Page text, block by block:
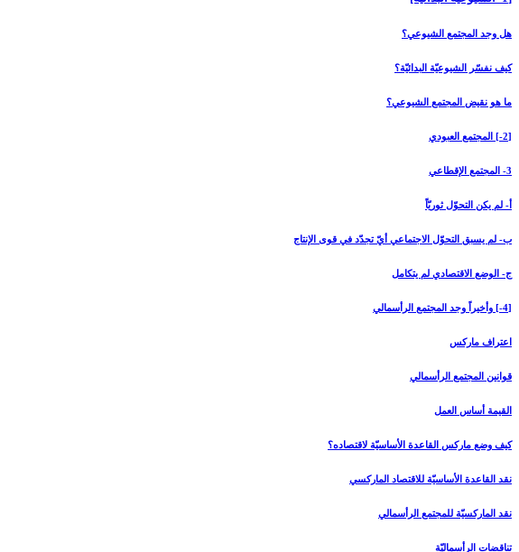
هل وجد المجتمع الشيوعي؟
كيف نفسّر الشيوعيّة البدائيّة؟
ما هو نقيض المجتمع الشيوعي؟
[2-] المجتمع العبودي‏
3- المجتمع الإقطاعي‏
أ- لم يكن التحوّل ثوريّاً
ب- لم يسبق التحوّل الاجتماعي أيّ تجدّد في قوى الإنتاج
ج- الوضع الاقتصادي لم يتكامل
[4-] وأخيراً وجد المجتمع الرأسمالي‏
اعتراف ماركس
قوانين المجتمع الرأسمالي
القيمة أساس العمل
كيف وضع ماركس القاعدة الأساسيّة لاقتصاده؟
نقد القاعدة الأساسيّة للاقتصاد الماركسي
نقد الماركسيّة للمجتمع الرأسمالي
تناقضات الرأسماليّة